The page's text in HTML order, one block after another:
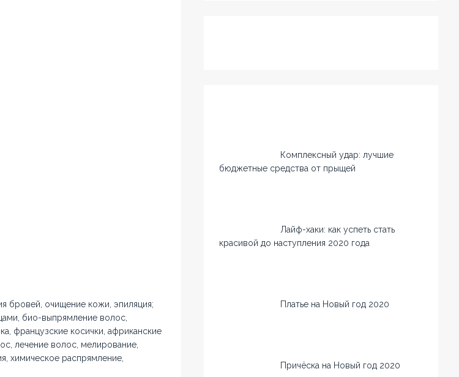
бровей, очищение кожи, эпиляция;
био-выпрямление волос,
французские косички, африканские
лечение волос, мелирование,
химическое распрямление,
Комплексный удар: лучшие
бюджетные средства от прыщей
Лайф-хаки: как успеть стать
красивой до наступления 2020 года
Платье на Новый год 2020
Причёска на Новый год 2020